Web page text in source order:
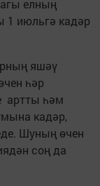
елның
1 июльгә кадәр
яшәү
һәр
артты һәм
кадәр,
Шуның өчен
соң да